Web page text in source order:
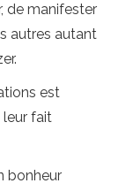
de manifester
autres autant
est
fait
bonheur